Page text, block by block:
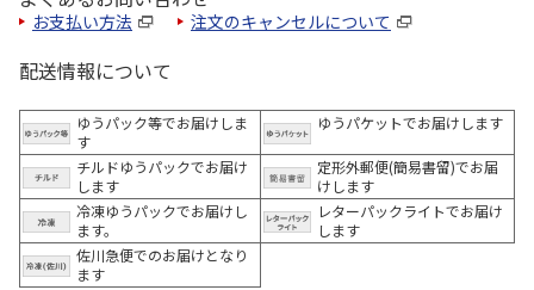
お支払い方法 注文のキャンセルについて
配送情報について
ゆうパック等でお届けしま
す
ゆうパケットでお届けします
チルドゆうパックでお届け
します
定形外郵便(簡易書留)でお届
けします
冷凍ゆうパックでお届けし
ます。
レターパックライトでお届け
します
佐川急便でのお届けとなり
ます